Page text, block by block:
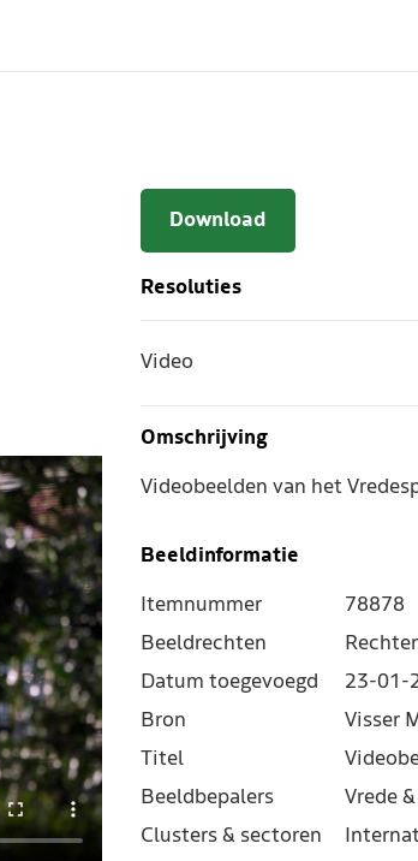
Download
Resoluties
Video
Omschrijving
Videobeelden van het
Beeldinformatie
Itemnummer
78878
Beeldrechten
Datum toegevoegd
23-01-
Bron
Visser
Titel
Beeldbepalers
Vrede
Clusters & sectoren